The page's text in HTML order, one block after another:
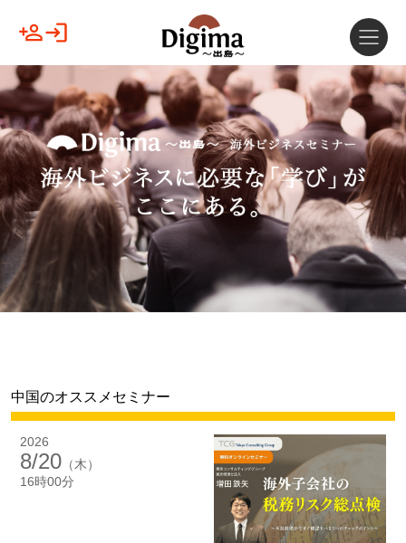
中国のオススメセミナー
2026
8/20 （木）
16時00分